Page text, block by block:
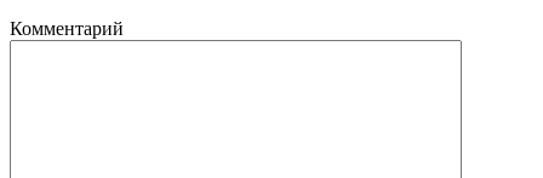
Комментарий